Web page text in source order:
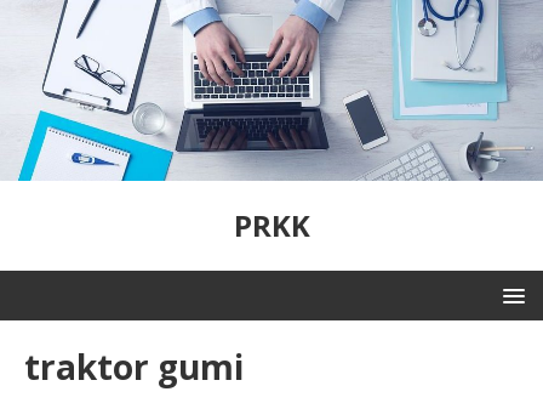
PRKK
traktor gumi